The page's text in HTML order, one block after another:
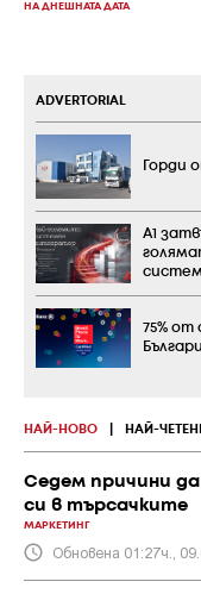
НА ДНЕШНАТА ДАТА
НАЙ-НОВО НАЙ-
Седем причини
си в търсачките
МАРКЕТИНГ
Обновена 01:27ч.,
ADVERTORIAL
Горди
А1
75%